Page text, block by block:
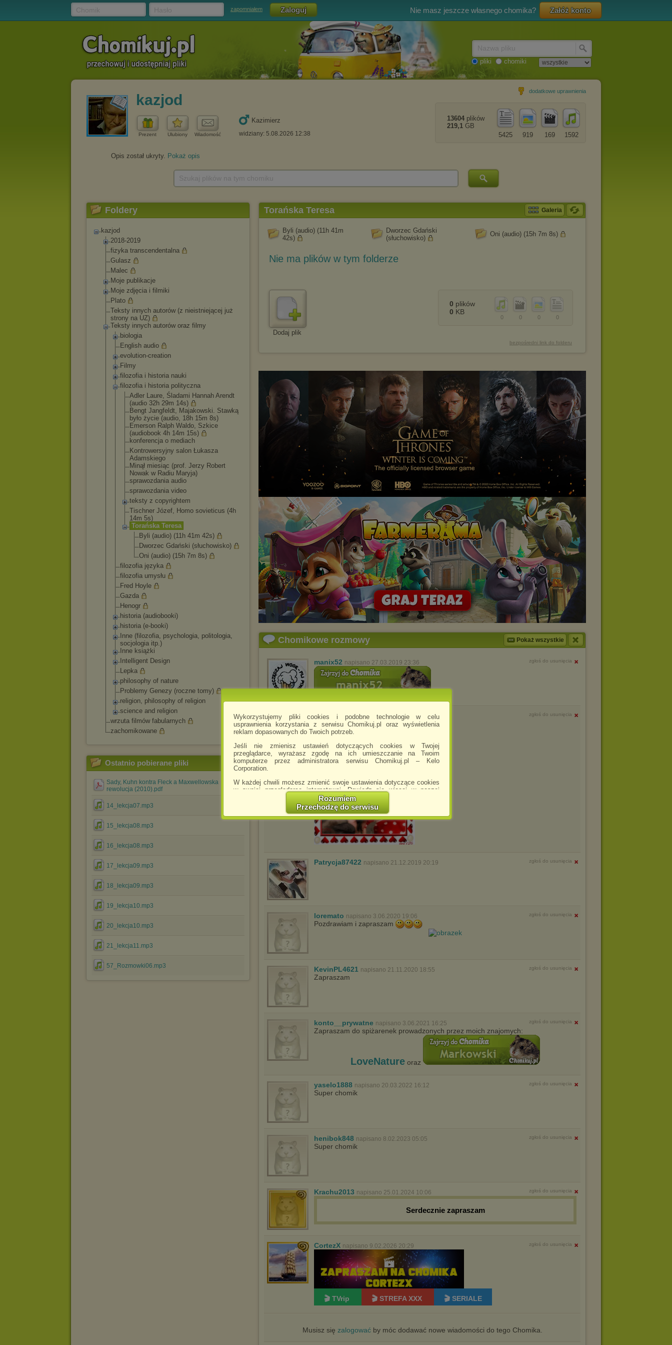
Wykorzystujemy pliki cookies i podobne technologie w celu
usprawnienia korzystania z serwisu Chomikuj.pl oraz wyświetlenia
reklam dopasowanych do Twoich potrzeb.
Jeśli nie zmienisz ustawień dotyczących cookies w Twojej
przeglądarce, wyrażasz zgodę na ich umieszczanie na Twoim
komputerze przez administratora serwisu Chomikuj.pl – Kelo
Corporation.
W każdej chwili możesz zmienić swoje ustawienia dotyczące cookies
w swojej przeglądarce internetowej. Dowiedz się więcej w naszej
http://chomikuj.pl/PolitykaPrywatnosci.aspx
Jednocześnie informujemy że zmiana ustawień przeglądarki może
spowodować ograniczenie korzystania ze strony Chomikuj.pl.
W przypadku braku twojej zgody na akceptację cookies niestety
prosimy o opuszczenie serwisu chomikuj.pl.
(dostosowanie reklam do Twoich potrzeb, analiza skuteczności działań
marketingowych).
Wyrażenie sprzeciwu spowoduje, że wyświetlana Ci reklama nie
będzie dopasowana do Twoich preferencji, a będzie to reklama
wyświetlona przypadkowo.
Istnieje możliwość zmiany ustawień przeglądarki internetowej w
sposób uniemożliwiający przechowywanie plików cookies na
urządzeniu końcowym. Można również usunąć pliki cookies,
dokonując odpowiednich zmian w ustawieniach przeglądarki
http://chomikuj.pl/PolitykaPrywatnosci.aspx
Rozumiem
Przechodzę do serwisu
zapomniałem Nie masz jeszcze własnego chomika? Załóż konto
pliki chomiki
kazjod
Prezent Ulubiony Wiadomość
Kazimierz
widziany: 5.08.2026 12:38
dodatkowe uprawnienia
1592
169
919
5425
13604 plików
219,1 GB
Opis został ukryty. Pokaż opis
Foldery
kazjod
2018-2019
fizyka transcendentalna
Gulasz
Malec
Moje publikacje
Moje zdjęcia i filmiki
Plato
Teksty innych autorów (z nieistniejącej już
strony na UZ)
Teksty innych autorów oraz filmy
biologia
English audio
evolution-creation
Filmy
filozofia i historia nauki
filozofia i historia polityczna
Adler Laure, Śladami Hannah Arendt
(audio 32h 29m 14s)
Bengt Jangfeldt, Majakowski. Stawką
było życie (audio, 18h 15m 8s)
Emerson Ralph Waldo, Szkice
(audiobook 4h 14m 15s)
konferencja o mediach
Kontrowersyjny salon Łukasza
Adamskiego
Minął miesiąc (prof. Jerzy Robert
Nowak w Radiu Maryja)
sprawozdania audio
sprawozdania video
teksty z copyrightem
Tischner Józef, Homo sovieticus (4h
14m 5s)
Torańska Teresa
Byli (audio) (11h 41m 42s)
Dworzec Gdański (słuchowisko)
Oni (audio) (15h 7m 8s)
filozofia języka
filozofia umysłu
Fred Hoyle
Gazda
Henogr
historia (audiobooki)
historia (e-booki)
Inne (filozofia, psychologia, politologia,
socjologia itp.)
Inne książki
Intelligent Design
Lepka
philosophy of nature
Problemy Genezy (roczne tomy)
religion, philosophy of religion
science and religion
wrzuta filmów fabularnych
zachomikowane
Ostatnio pobierane pliki
Sady, Kuhn kontra Fleck a Maxwellowska
rewolucja (2010).pdf
14_lekcja07.mp3
15_lekcja08.mp3
16_lekcja08.mp3
17_lekcja09.mp3
18_lekcja09.mp3
19_lekcja10.mp3
20_lekcja10.mp3
21_lekcja11.mp3
57_Rozmowki06.mp3
Torańska Teresa Galeria
Byli (audio) (11h 41m
42s)
Dworzec Gdański
(słuchowisko)
Oni (audio) (15h 7m 8s)
Nie ma plików w tym folderze
Dodaj plik
0
0
0
0
0 plików
0 KB
bezpośredni link do folderu
Chomikowe rozmowy Pokaż wszystkie
manix52 napisano 27.03.2019 23:36 zgłoś do usunięcia
wagnerka9595 napisano 16.07.2019 18:40 zgłoś do usunięcia
Patrycja87422 napisano 21.12.2019 20:19 zgłoś do usunięcia
loremato napisano 3.06.2020 19:06 zgłoś do usunięcia
Pozdrawiam i zapraszam
KevinPL4621 napisano 21.11.2020 18:55 zgłoś do usunięcia
Zapraszam
konto__prywatne napisano 3.06.2021 16:25 zgłoś do usunięcia
Zapraszam do spiżarenek prowadzonych przez moich znajomych:
LoveNature oraz
yaselo1888 napisano 20.03.2022 16:12 zgłoś do usunięcia
Super chomik
henibok848 napisano 8.02.2023 05:05 zgłoś do usunięcia
Super chomik
Krachu2013 napisano 25.01.2024 10:06 zgłoś do usunięcia
Serdecznie zapraszam
CortezX napisano 9.02.2026 20:29 zgłoś do usunięcia
🎬 TVrip 🎬 STREFA XXX 🎬 SERIALE
Musisz się zalogowaćby móc dodawać nowe wiadomości do tego Chomika.